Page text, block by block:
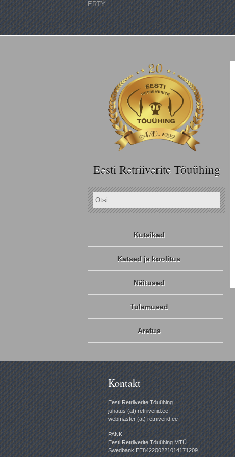
ERTY
Eesti Retriiverite Tõuühing
Kutsikad
Katsed ja koolitus
Näitused
Tulemused
Aretus
Kontakt
Eesti Retriiverite Tõuühing
juhatus (at) retriiverid.ee
webmaster (at) retriiverid.ee
PANK
Eesti Retriiverite Tõuühing MTÜ
Swedbank EE842200221014171209